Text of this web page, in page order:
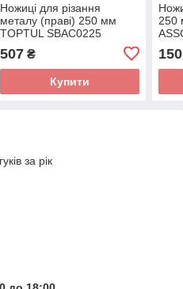
Ножиці для різання
металу (праві) 250 мм
TOPTUL SBAC0225
507₴
Купити
250
150
за рік